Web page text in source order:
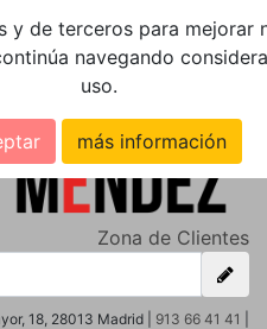
y de terceros para mejorar
navegando
uso.
más información
Zona de Clientes
18, 28013 Madrid | 913 66 41 41